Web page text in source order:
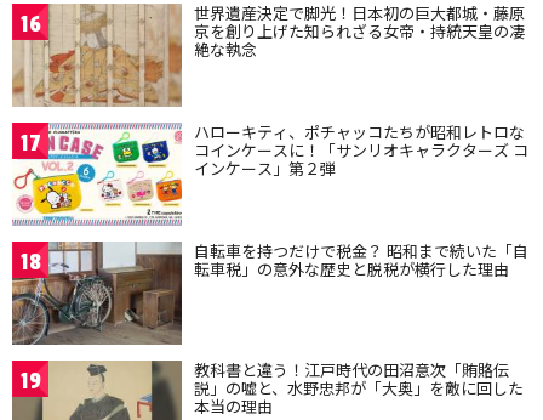
16 世界遺産決定で脚光！日本初の巨大都城・藤原
京を創り上げた知られざる女帝・持統天皇の凄
絶な執念
17 ハローキティ、ポチャッコたちが昭和レトロな
コインケースに！「サンリオキャラクターズ コ
インケース」第２弾
18 自転車を持つだけで税金？ 昭和まで続いた「自
転車税」の意外な歴史と脱税が横行した理由
19 教科書と違う！江戸時代の田沼意次「賄賂伝
説」の嘘と、水野忠邦が「大奥」を敵に回した
本当の理由